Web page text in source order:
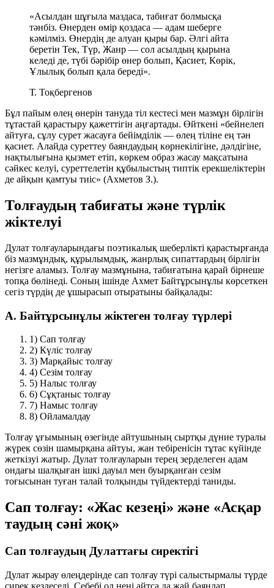
«Асылдан шұғыла маздаса, табиғат болмысқа
тәнбіз. Өнерден өмір қоздаса — адам шеберге
кәмілміз. Өнердің де алуан қыры бар. Әлгі айта
беретін Тек, Түр, Жанр — сол асылдың қырына
келеді де, түбі бәрібір өнер болып, Қасиет, Көрік,
Ұлылық болып қала береді».
Т. Тоқбергенов
Бұл пайым өлең өнерін тануда тіл кестесі мен мазмұн бірлігін
тұтастай қарастыру қажеттігін аңғартады. Өйткені «бейнелеп
айтуға, сұлу сурет жасауға бейімділік — өлең тіліне ең тән
қасиет. Алайда суреттеу баяндаудың көрнекілігіне, дәлдігіне,
нақтылығына қызмет етіп, көркем образ жасау мақсатына
сәйкес келуі, суреттелетін құбылыстың типтік ерекшеліктерін
де айқын қамтуы тиіс» (Ахметов З.).
Толғаудың табиғаты және түрлік
жіктелуі
Дулат толғауларындағы поэтикалық шеберлікті қарастырғанда
біз мазмұндық, құрылымдық, жанрлық сипаттардың бірлігін
негізге аламыз. Толғау мазмұнына, табиғатына қарай бірнеше
топқа бөлінеді. Соның ішінде Ахмет Байтұрсынұлы көрсеткен
сегіз түрдің де ұшырасып отыратыны байқалады:
А. Байтұрсынұлы жіктеген толғау түрлері
1) Сап толғау
2) Күліс толғау
3) Марқайыс толғау
4) Сезім толғау
5) Налыс толғау
6) Сұқтаныс толғау
7) Намыс толғау
8) Ойламалдау
Толғау ұғымының өзегінде айтушының сыртқы дүние туралы
жүрек сөзін шамырқана айтуы, жан тебіренісін тұтас күйінде
жеткізуі жатыр. Дулат толғауларын терең зерделеген адам
ондағы шалқыған ішкі дауыл мен буырқанған сезім
тоғысынан туған талай толқынды түйдектерді таниды.
Сап толғау: «Жас кезеңі» және «Асқар
таудың сәні жоқ»
Сап толғаудың Дулаттағы сиректігі
Дулат жырау өлеңдерінде сап толғау түрі салыстырмалы түрде
сирек кездеседі. Себебі ол нені айтса да жай баяндап